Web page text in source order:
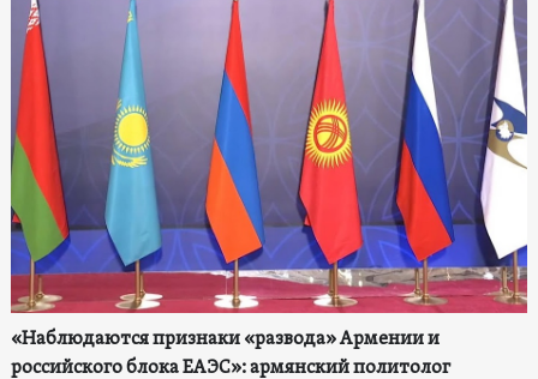
«Наблюдаются признаки «развода» Армении и
российского блока ЕАЭС»: армянский политолог